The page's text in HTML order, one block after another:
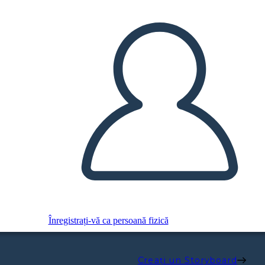
Înregistrați-vă ca persoană fizică
Creați un Storyboard